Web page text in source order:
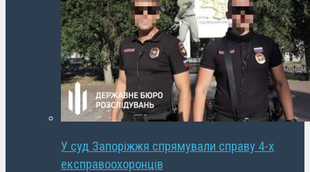
У суд Запоріжжя спрямували справу 4-х
експравоохоронців